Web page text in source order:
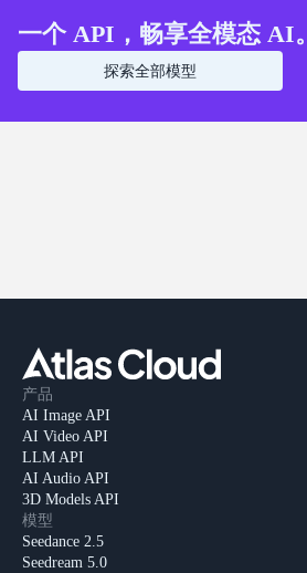
一个 API，畅享全模态 AI。
探索全部模型
产品
AI Image API
AI Video API
LLM API
AI Audio API
3D Models API
模型
Seedance 2.5
Seedream 5.0